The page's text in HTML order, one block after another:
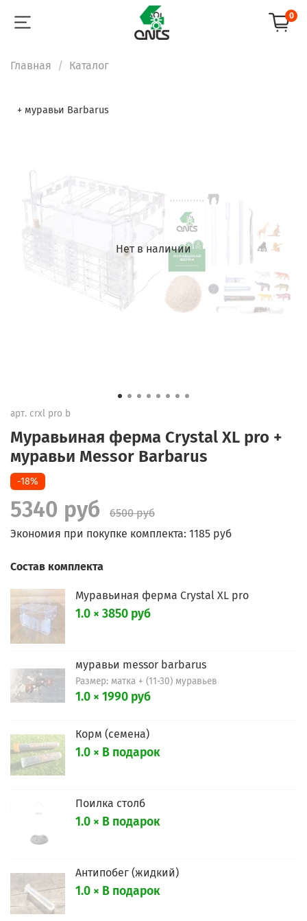
0
Главная Каталог
Нет в наличии
+ муравьи Barbarus
арт. crxl pro b
Муравьиная ферма Crystal XL pro +
муравьи Messor Barbarus
-18%
5340 руб
6500 руб
Экономия при покупке комплекта: 1185 руб
Состав комплекта
Муравьиная ферма Crystal XL pro
1.0 × 3850 руб
муравьи messor barbarus
Размер: матка + (11-30) муравьев
1.0 × 1990 руб
Корм (семена)
1.0 × В подарок
Поилка столб
1.0 × В подарок
Антипобег (жидкий)
1.0 × В подарок